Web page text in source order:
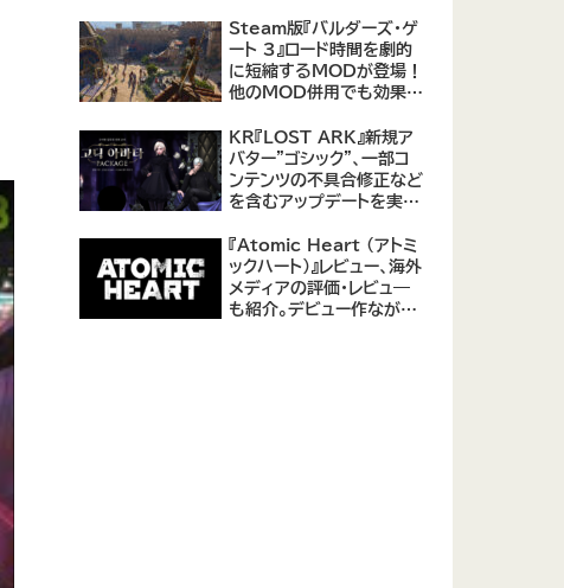
Steam版『バルダーズ・ゲ
ート 3』ロード時間を劇的
に短縮するMODが登場！
他のMOD併用でも効果を
価
KR『LOST ARK』新規ア
バター"ゴシック"、一部コ
ンテンツの不具合修正など
を含むアップデートを実
『Atomic Heart (アトミ
ックハート)』レビュー、海外
メディアの評価・レビュ―
も紹介。デビュー作ながら